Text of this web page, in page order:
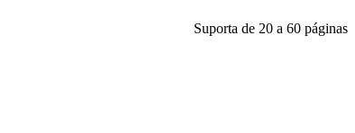
Suporta de 20 a 60 páginas